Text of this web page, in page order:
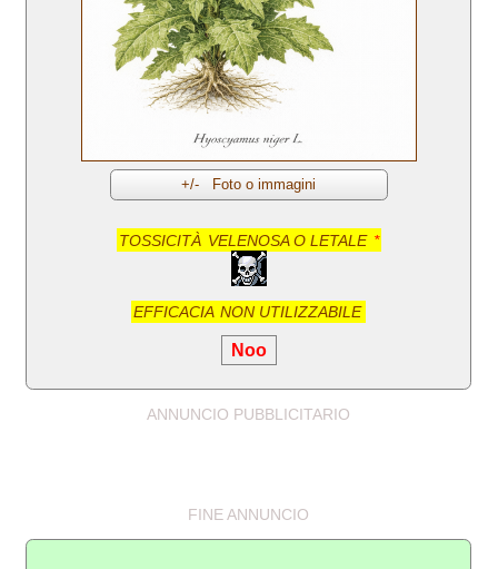
TOSSICITÀ VELENOSA O LETALE *
EFFICACIA NON UTILIZZABILE
Noo
ANNUNCIO PUBBLICITARIO
FINE ANNUNCIO